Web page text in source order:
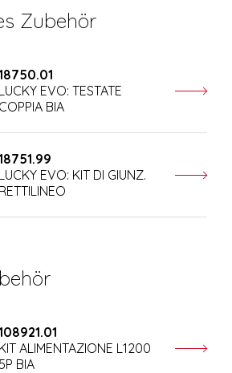
Zubehör
LUCKY EVO: TESTATE
COPPIA BIA
LUCKY EVO: KIT DI GIUNZ.
RETTILINEO
KIT ALIMENTAZIONE L1200
5P BIA